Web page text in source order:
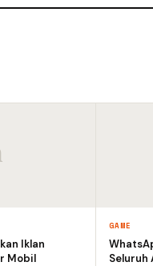
Iklan
Mobil
GAME
Seluruh